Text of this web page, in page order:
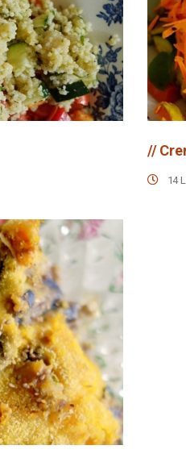
//
14